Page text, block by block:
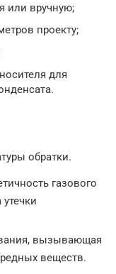
или вручную;
проекту;
для
обратки.
газового
вызывающая
веществ.